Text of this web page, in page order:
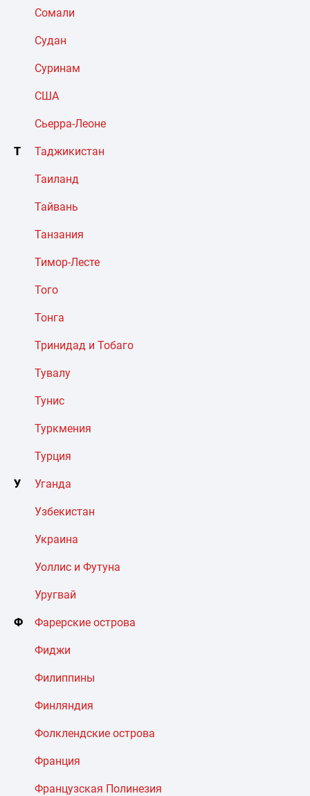
Сомали
Судан
Суринам
США
Сьерра-Леоне
Т Таджикистан
Таиланд
Тайвань
Танзания
Тимор-Лесте
Того
Тонга
Тринидад и Тобаго
Тувалу
Тунис
Туркмения
Турция
У Уганда
Узбекистан
Украина
Уоллис и Футуна
Уругвай
Ф Фарерские острова
Фиджи
Филиппины
Финляндия
Фолклендские острова
Франция
Французская Полинезия